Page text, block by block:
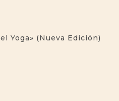
Yoga» (nueva Edición)